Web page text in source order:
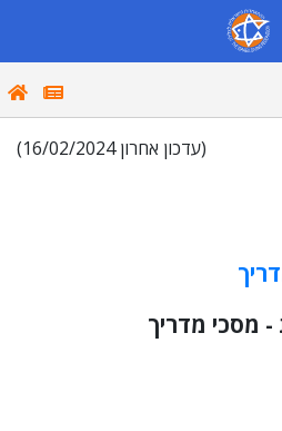
(עדכון אחרון 16/02/2024)
מסכי מדריך